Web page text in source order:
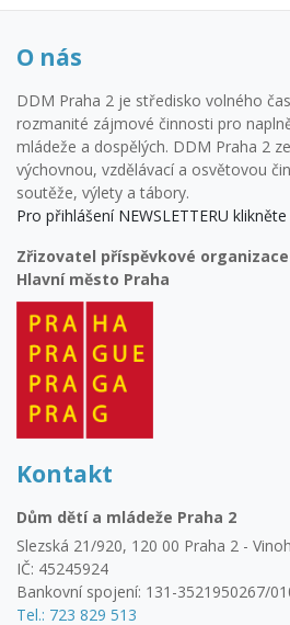
O nás
DDM Praha 2 je středisko volného
rozmanité zájmové činnosti pro
mládeže a dospělých. DDM Praha 2
výchovnou, vzdělávací a osvětovou
soutěže, výlety a tábory.
Pro přihlášení NEWSLETTERU klikněte
Zřizovatel příspěvkové organizace
Hlavní město Praha
Kontakt
Dům dětí a mládeže Praha 2
Slezská 21/920, 120 00 Praha 2 -
IČ: 45245924
Bankovní spojení: 131-3521950267/
Tel.: 723 829 513